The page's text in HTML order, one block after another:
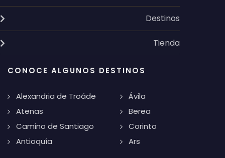
Destinos
Tienda
CONOCE ALGUNOS DESTINOS
Alexandria de Troáde
Atenas
Camino de Santiago
Antioquía
Ávila
Berea
Corinto
Ars